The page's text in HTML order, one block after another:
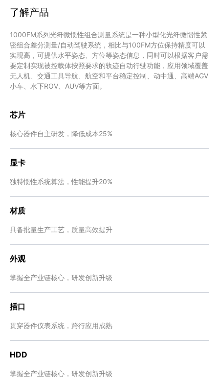
了解产品
1000FM系列光纤微惯性组合测量系统是一种小型化光纤微惯性紧
密组合差分测量/自动驾驶系统，相比与100FM方位保持精度可以
实现高，可提供水平姿态、方位等姿态信息，同时可以根据客户需
要定制实现被控载体按照要求的轨迹自动行驶功能，应用领域覆盖
无人机、交通工具导航、航空和平台稳定控制、动中通、高端AGV
小车、水下ROV、AUV等方面。
芯片
核心器件自主研发，降低成本25%
显卡
独特惯性系统算法，性能提升20%
材质
具备批量生产工艺，质量高效提升
外观
掌握全产业链核心，研发创新升级
插口
贯穿器件仪表系统，跨行应用成熟
HDD
掌握全产业链核心，研发创新升级